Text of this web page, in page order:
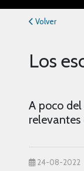
Volver
Los
A poco
relevantes
24-08-2022